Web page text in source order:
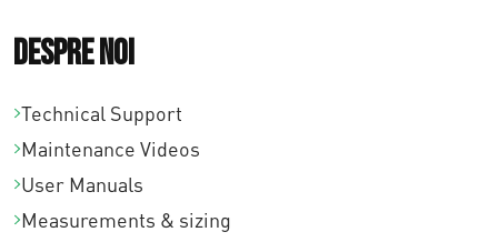
Despre noi
Technical Support
Maintenance Videos
User Manuals
Measurements & sizing